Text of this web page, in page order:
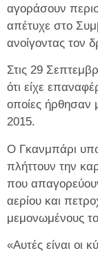
αγοράσουν
απέτυχε στο
ανοίγοντας τον
Στις 29
ότι είχε
οποίες ήρθησαν
2015.
Ο Γκανμπάρι
πλήττουν την
που
αερίου και
μεμονωμένους
«Αυτές είναι οι